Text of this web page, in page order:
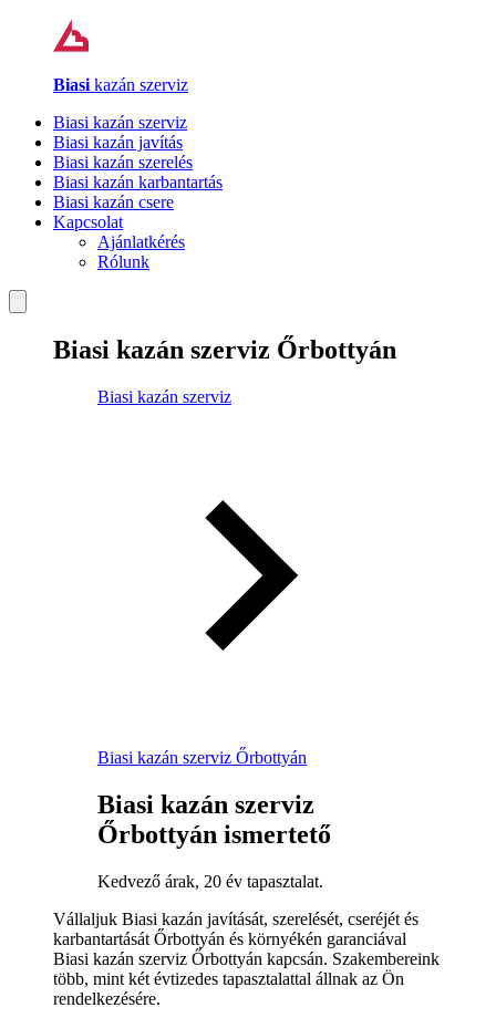
Biasi kazán szerviz
Biasi kazán szerviz
Biasi kazán javítás
Biasi kazán szerelés
Biasi kazán karbantartás
Biasi kazán csere
Kapcsolat
Ajánlatkérés
Rólunk
Biasi kazán szerviz Őrbottyán
Biasi kazán szerviz
Biasi kazán szerviz Őrbottyán
Biasi kazán szerviz
Őrbottyán ismertető
Kedvező árak, 20 év tapasztalat.
Vállaljuk Biasi kazán javítását, szerelését, cseréjét és
karbantartását Őrbottyán és környékén garanciával
Biasi kazán szerviz Őrbottyán kapcsán. Szakembereink
több, mint két évtizedes tapasztalattal állnak az Ön
rendelkezésére.